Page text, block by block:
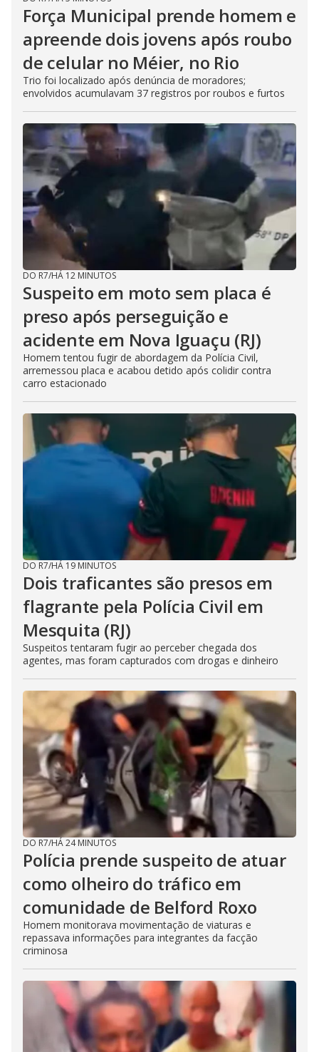
Força Municipal prende homem e
apreende dois jovens após roubo
de celular no Méier, no Rio
Trio foi localizado após denúncia de moradores;
envolvidos acumulavam 37 registros por roubos e furtos
DO R7/HÁ 12 MINUTOS
Suspeito em moto sem placa é
preso após perseguição e
acidente em Nova Iguaçu (RJ)
Homem tentou fugir de abordagem da Polícia Civil,
arremessou placa e acabou detido após colidir contra
carro estacionado
DO R7/HÁ 19 MINUTOS
Dois traficantes são presos em
flagrante pela Polícia Civil em
Mesquita (RJ)
Suspeitos tentaram fugir ao perceber chegada dos
agentes, mas foram capturados com drogas e dinheiro
DO R7/HÁ 24 MINUTOS
Polícia prende suspeito de atuar
como olheiro do tráfico em
comunidade de Belford Roxo
Homem monitorava movimentação de viaturas e
repassava informações para integrantes da facção
criminosa